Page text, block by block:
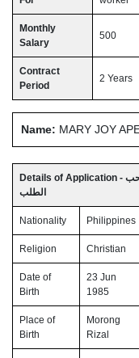
Monthly
Salary
500
Contract
Period
2 Years
Name: MARY JOY
Details of Application - بيانات صاحب
الطلب
Nationality Philippines
Religion Christian
Date of
Birth
23 Jun
1985
Place of
Birth
Morong
Rizal